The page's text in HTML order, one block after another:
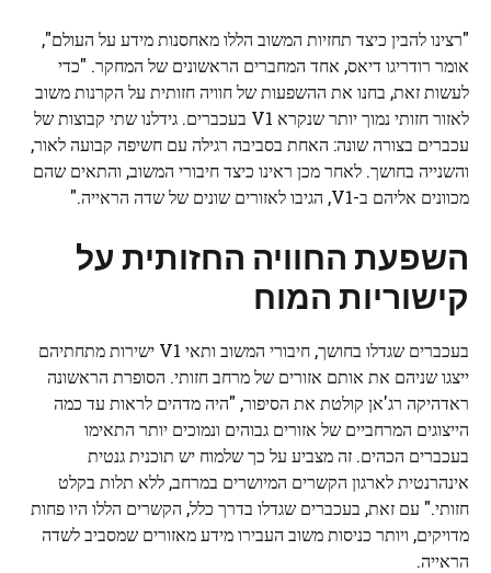
"רצינו להבין כיצד תחזיות המשוב הללו מאחסנות מידע על העולם",
אומר רודריגו דיאס, אחד המחברים הראשונים של המחקר. "כדי
לעשות זאת, בחנו את ההשפעות של חוויה חזותית על הקרנות משוב
לאזור חזותי נמוך יותר שנקרא V1 בעכברים. גידלנו שתי קבוצות של
עכברים בצורה שונה: האחת בסביבה רגילה עם חשיפה קבועה לאור,
והשנייה בחושך. לאחר מכן ראינו כיצד חיבורי המשוב, והתאים שהם
מכוונים אליהם ב-V1, הגיבו לאזורים שונים של שדה הראייה."
השפעת החוויה החזותית על
קישוריות המוח
בעכברים שגדלו בחושך, חיבורי המשוב ותאי V1 ישירות מתחתיהם
ייצגו שניהם את אותם אזורים של מרחב חזותי. הסופרת הראשונה
ראדהיקה רג'אן קולטת את הסיפור, "היה מדהים לראות עד כמה
הייצוגים המרחביים של אזורים גבוהים ונמוכים יותר התאימו
בעכברים הכהים. זה מצביע על כך שלמוח יש תוכנית גנטית
אינהרנטית לארגון הקשרים המיושרים במרחב, ללא תלות בקלט
חזותי." עם זאת, בעכברים שגדלו בדרך כלל, הקשרים הללו היו פחות
מדויקים, ויותר כניסות משוב העבירו מידע מאזורים שמסביב לשדה
הראייה.